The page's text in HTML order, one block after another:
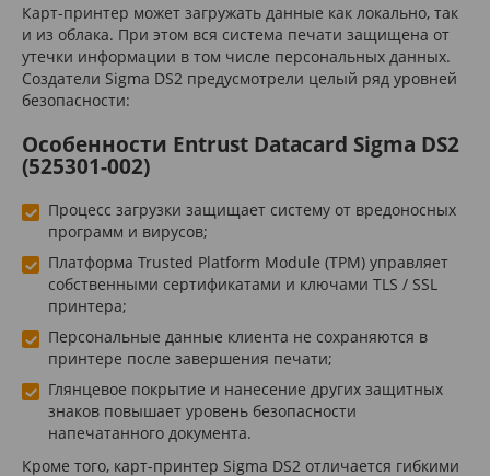
Карт-принтер может загружать данные как локально, так
и из облака. При этом вся система печати защищена от
утечки информации в том числе персональных данных.
Создатели Sigma DS2 предусмотрели целый ряд уровней
безопасности:
Особенности Entrust Datacard Sigma DS2
(525301-002)
Процесс загрузки защищает систему от вредоносных
программ и вирусов;
Платформа Trusted Platform Module (TPM) управляет
собственными сертификатами и ключами TLS / SSL
принтера;
Персональные данные клиента не сохраняются в
принтере после завершения печати;
Глянцевое покрытие и нанесение других защитных
знаков повышает уровень безопасности
напечатанного документа.
Кроме того, карт-принтер Sigma DS2 отличается гибкими